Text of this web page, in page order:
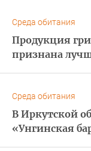
Среда обитания
Продукция
признана
Среда обитания
В Иркутской
«Унгинская